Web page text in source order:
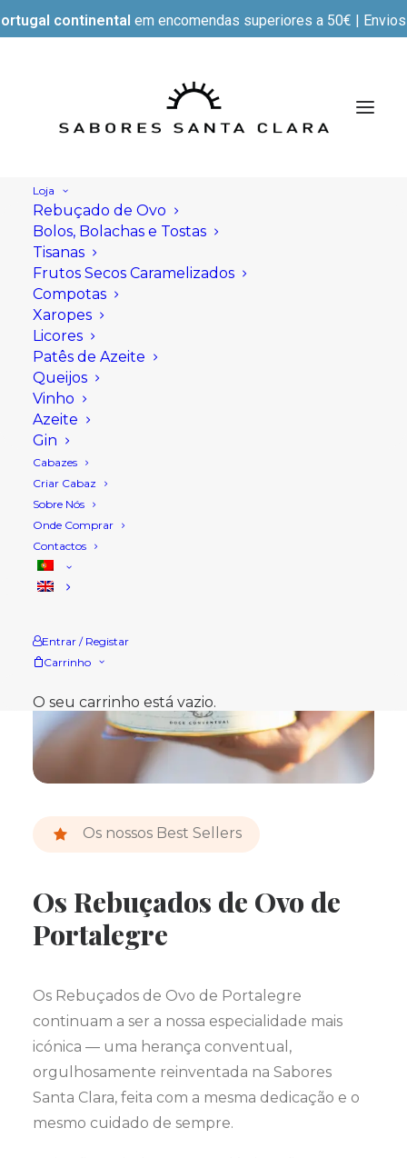
continental em encomendas superiores a 50€ |
Loja
Rebuçado de Ovo
Bolos, Bolachas e Tostas
Tisanas
Frutos Secos Caramelizados
Compotas
Xaropes
Licores
Patês de Azeite
Queijos
Vinho
Azeite
Gin
Cabazes
Criar Cabaz
Sobre Nós
Onde Comprar
Contactos
Entrar / Registar
Carrinho
O seu carrinho está vazio.
Os nossos Best Sellers
Os Rebuçados de Ovo de
Portalegre
Os Rebuçados de Ovo de Portalegre
continuam a ser a nossa especialidade mais
icónica — uma herança conventual,
orgulhosamente reinventada na Sabores
Santa Clara, feita com a mesma dedicação e o
mesmo cuidado de sempre.